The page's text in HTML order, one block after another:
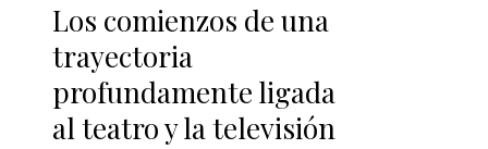
Los comienzos de una
trayectoria
profundamente ligada
al teatro y la televisión